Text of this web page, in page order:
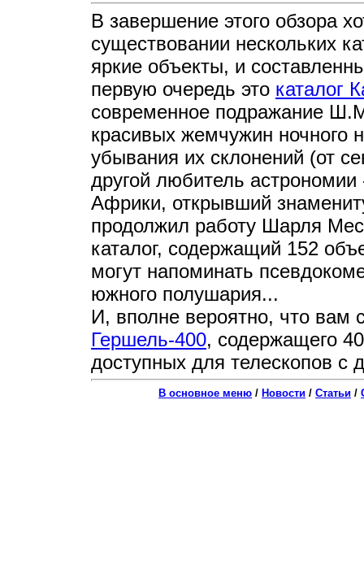
В завершение этого обзора
существовании нескольких
яркие объекты, и
первую очередь это каталог
современное подражание
красивых жемчужин ночного
убывания их склонений (от
другой любитель
Африки, открывший
продолжил работу Шарля
каталог, содержащий 152
могут напоминать
южного полушария...
И, вполне вероятно, что вам
Гершель-400, содержащего
доступных для телескопов
В основное меню / Новости / Статьи /